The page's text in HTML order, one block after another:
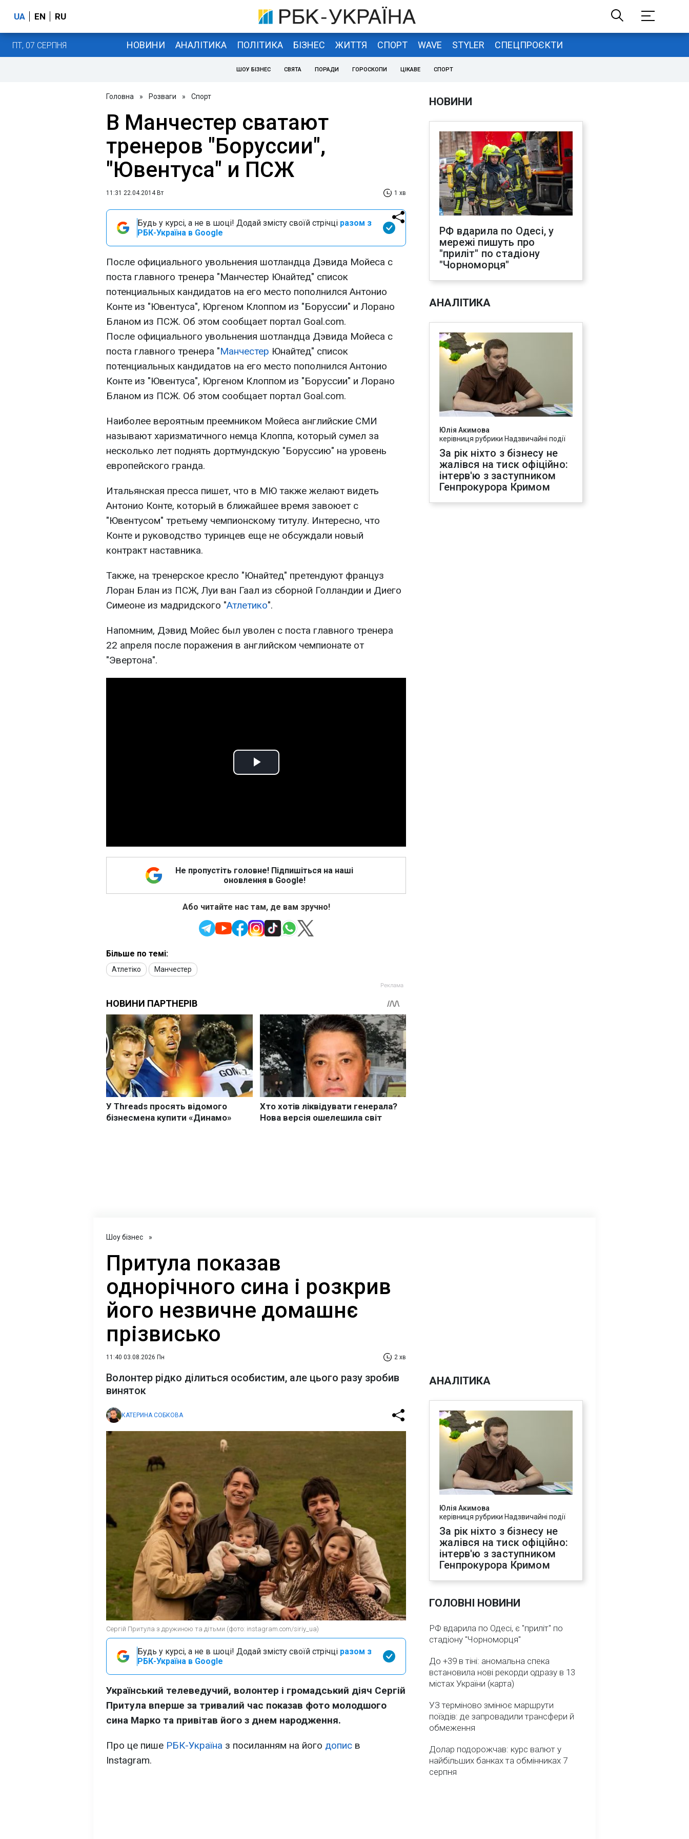
UA EN RU
ПТ, 07 СЕРПНЯ НОВИНИ АНАЛІТИКА ПОЛІТИКА БІЗНЕС ЖИТТЯ СПОРТ WAVE STYLER СПЕЦПРОЄКТИ
ШОУ БІЗНЕС СВЯТА ПОРАДИ ГОРОСКОПИ ЦІКАВЕ СПОРТ
Головна » Розваги » Спорт
В Манчестер сватают
тренеров "Боруссии",
"Ювентуса" и ПСЖ
11:31 22.04.2014 Вт 1 хв
Будь у курсі, а не в шоці! Додай змісту своїй стрічці разом з
РБК-Україна в Google
После официального увольнения шотландца Дэвида Мойеса с
поста главного тренера "Манчестер Юнайтед" список
потенциальных кандидатов на его место пополнился Антонио
Конте из "Ювентуса", Юргеном Клоппом из "Боруссии" и Лорано
Бланом из ПСЖ. Об этом сообщает портал Goal.com.
После официального увольнения шотландца Дэвида Мойеса с
поста главного тренера "Манчестер Юнайтед" список
потенциальных кандидатов на его место пополнился Антонио
Конте из "Ювентуса", Юргеном Клоппом из "Боруссии" и Лорано
Бланом из ПСЖ. Об этом сообщает портал Goal.com.
Наиболее вероятным преемником Мойеса английские СМИ
называют харизматичного немца Клоппа, который сумел за
несколько лет поднять дортмундскую "Боруссию" на уровень
европейского гранда.
Итальянская пресса пишет, что в МЮ также желают видеть
Антонио Конте, который в ближайшее время завоюет с
"Ювентусом" третьему чемпионскому титулу. Интересно, что
Конте и руководство туринцев еще не обсуждали новый
контракт наставника.
Также, на тренерское кресло "Юнайтед" претендуют француз
Лоран Блан из ПСЖ, Луи ван Гаал из сборной Голландии и Диего
Симеоне из мадридского "Атлетико".
Напомним, Дэвид Мойес был уволен с поста главного тренера
22 апреля после поражения в английском чемпионате от
"Эвертона".
Play
Не пропустіть головне! Підпишіться на наші
оновлення в Google!
Або читайте нас там, де вам зручно!
Більше по темі:
Атлетіко Манчестер
НОВИНИ
РФ вдарила по Одесі, у
мережі пишуть про
"приліт" по стадіону
"Чорноморця"
АНАЛІТИКА
Юлія Акимова
керівниця рубрики Надзвичайні події
За рік ніхто з бізнесу не
жалівся на тиск офіційно:
інтерв'ю з заступником
Генпрокурора Кримом
Шоу бізнес »
Притула показав
однорічного сина і розкрив
його незвичне домашнє
прізвисько
11:40 03.08.2026 Пн 2 хв
Волонтер рідко ділиться особистим, але цього разу зробив
виняток
КАТЕРИНА СОБКОВА
Сергій Притула з дружиною та дітьми (фото: instagram.com/siriy_ua)
Будь у курсі, а не в шоці! Додай змісту своїй стрічці разом з
РБК-Україна в Google
Український телеведучий, волонтер і громадський діяч Сергій
Притула вперше за тривалий час показав фото молодшого
сина Марко та привітав його з днем народження.
Про це пише РБК-Україна з посиланням на його допис в
Instagram.
АНАЛІТИКА
Юлія Акимова
керівниця рубрики Надзвичайні події
За рік ніхто з бізнесу не
жалівся на тиск офіційно:
інтерв'ю з заступником
Генпрокурора Кримом
ГОЛОВНІ НОВИНИ
РФ вдарила по Одесі, є "приліт" по
стадіону "Чорноморця"
До +39 в тіні: аномальна спека
встановила нові рекорди одразу в 13
містах України (карта)
УЗ терміново змінює маршрути
поїздів: де запровадили трансфери й
обмеження
Долар подорожчав: курс валют у
найбільших банках та обмінниках 7
серпня